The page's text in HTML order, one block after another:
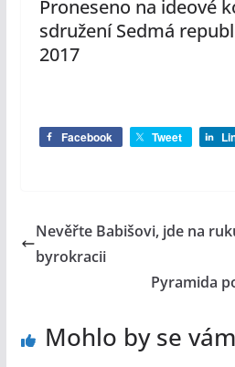
Proneseno na ideové
sdružení Sedmá
2017
Facebook Tweet
Nevěřte Babišovi, jde na
byrokracii
Pyramida
Mohlo by se